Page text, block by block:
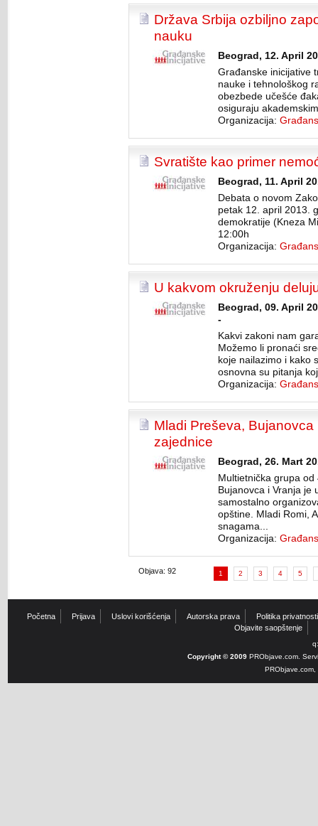
Država Srbija ozbiljno
nauku
Beograd, 12. April
Građanske inicijative
nauke i tehnološkog
obezbede učešće
osiguraju
Organizacija:
Svratište kao primer
Beograd, 11. April
Debata o novom
petak 12. april 2013.
demokratije (Kneza
12:00h
Organizacija:
U kakvom okruženju
Beograd, 09. April
-
Kakvi zakoni nam
Možemo li pronaći
koje nailazimo i kako
osnovna su pitanja
Organizacija:
Mladi Preševa,
zajednice
Beograd, 26. Mart
Multietnička grupa
Bujanovca i Vranja je
samostalno
opštine. Mladi Romi,
snagama...
Organizacija:
1 2 3 4 5
Objava: 92
Početna Prijava Uslovi korišćenja Autorska prava
Politika privatnosti
Objavite saopštenje
Copyright © 2009 PRObjave.com.
PRObjave.com,